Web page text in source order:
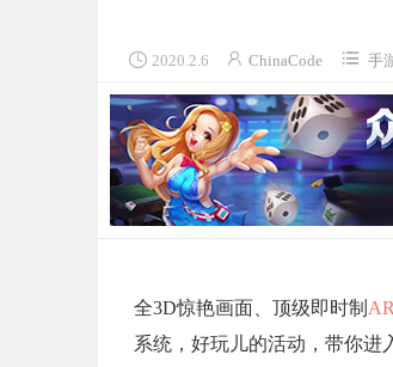
 2020.2.6  ChinaCode  手
全3D惊艳画面、顶级即时制
系统，好玩儿的活动，带你进